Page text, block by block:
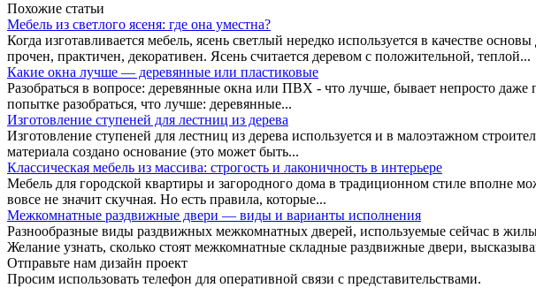
Похожие статьи
Мебель из светлого ясеня: где она уместна?
Когда изготавливается мебель, ясень светлый нередко используется в качестве
прочен, практичен, декоративен. Ясень считается деревом с положительной, теплой...
Какие окна лучше — деревянные или пластиковые
Разобраться в вопросе: деревянные окна или ПВХ - что лучше, бывает непросто
попытке разобраться, что лучше: деревянные...
Изготовление ступеней для лестниц из дерева
Изготовление ступеней для лестниц из дерева используется и в малоэтажном
материала создано основание (это может быть...
Классическая мебель из массива: строгость и лаконичность в интерьере
Мебель для городской квартиры и загородного дома в традиционном стиле вполне
вовсе не значит скучная. Но есть правила, которые...
Межкомнатные раздвижные двери — виды и варианты исполнения
Разнообразные виды раздвижных межкомнатных дверей, используемые сейчас в
Желание узнать, сколько стоят межкомнатные складные раздвижные двери,
Отправьте нам дизайн проект
Просим использовать телефон для оперативной связи с представительствами.